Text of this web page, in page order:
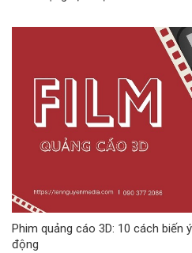
Phim quảng cáo 3D: 10 cách biến
động